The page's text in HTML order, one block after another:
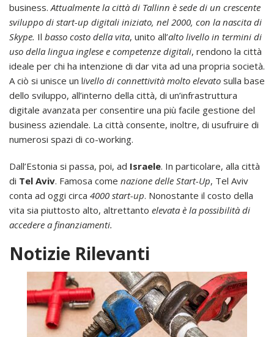
business. Attualmente la città di Tallinn è sede di un crescente
sviluppo di start-up digitali iniziato, nel 2000, con la nascita di
Skype. Il basso costo della vita, unito all’alto livello in termini di
uso della lingua inglese e competenze digitali, rendono la città
ideale per chi ha intenzione di dar vita ad una propria società.
A ciò si unisce un livello di connettività molto elevato sulla base
dello sviluppo, all’interno della città, di un’infrastruttura
digitale avanzata per consentire una più facile gestione del
business aziendale. La città consente, inoltre, di usufruire di
numerosi spazi di co-working.
Dall’Estonia si passa, poi, ad Israele. In particolare, alla città
di Tel Aviv. Famosa come nazione delle Start-Up, Tel Aviv
conta ad oggi circa 4000 start-up. Nonostante il costo della
vita sia piuttosto alto, altrettanto elevata è la possibilità di
accedere a finanziamenti.
Notizie Rilevanti